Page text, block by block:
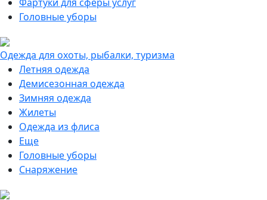
Головные уборы
Одежда для охоты, рыбалки, туризма
Летняя одежда
Демисезонная одежда
Зимняя одежда
Жилеты
Одежда из флиса
Еще
Головные уборы
Снаряжение